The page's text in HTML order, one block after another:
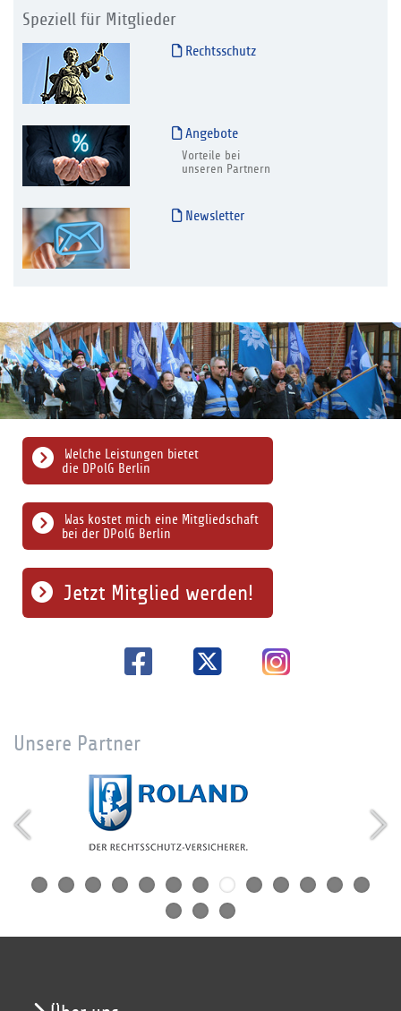
Speziell für Mitglieder
Rechtsschutz
Angebote
Vorteile bei
unseren Partnern
Newsletter
Was kostet mich eine Mitgliedschaft
bei der DPolG Berlin
Welche Leistungen bietet
die DPolG Berlin
Jetzt Mitglied werden!
Unsere Partner